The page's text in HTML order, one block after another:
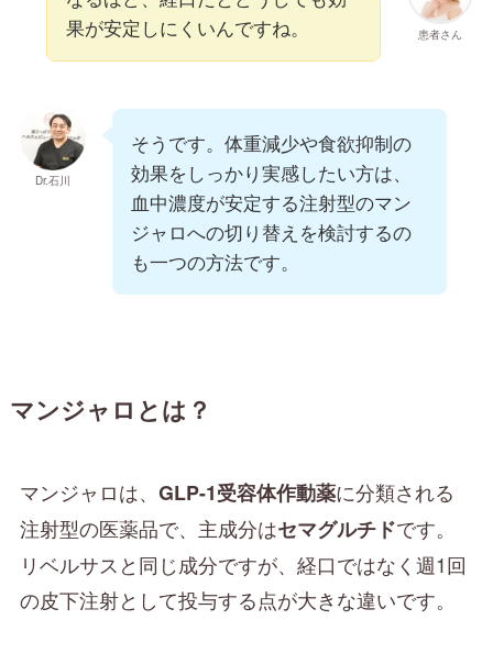
患者さん
果が安定しにくいんですね。
Dr.石川
そうです。体重減少や食欲抑制の
効果をしっかり実感したい方は、
血中濃度が安定する注射型のマン
ジャロへの切り替えを検討するの
も一つの方法です。
マンジャロとは？
マンジャロは、 GLP-1受容体作動薬に分類される
注射型の医薬品で、主成分はセマグルチドです。
リベルサスと同じ成分ですが、経口ではなく週1回
の皮下注射として投与する点が大きな違いです。